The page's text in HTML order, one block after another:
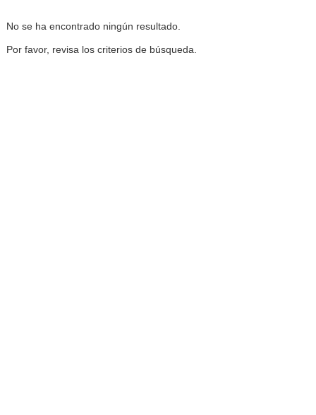
No se ha encontrado ningún resultado.
Por favor, revisa los criterios de búsqueda.